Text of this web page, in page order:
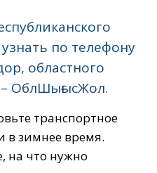
по телефону
областного
ОблШығысЖол.
транспортное
в зимнее время.
на что нужно